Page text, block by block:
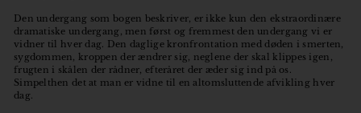
Den undergang som bogen beskriver, er ikke kun den ekstraordinære
dramatiske undergang, men først og fremmest den undergang vi er
vidner til hver dag. Den daglige kronfrontation med døden i smerten,
sygdommen, kroppen der ændrer sig, neglene der skal klippes igen,
frugten i skålen der rådner, efteråret der æder sig ind på os.
Simpelthen det at man er vidne til en altomsluttende afvikling hver
dag.